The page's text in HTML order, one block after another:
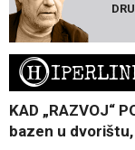
H
KAD „RAZVOJ“
bazen u